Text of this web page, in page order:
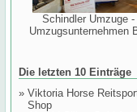
Schindler Umzuge -
Umzugsunternehmen
Die letzten 10 Einträge
» Viktoria Horse
Shop